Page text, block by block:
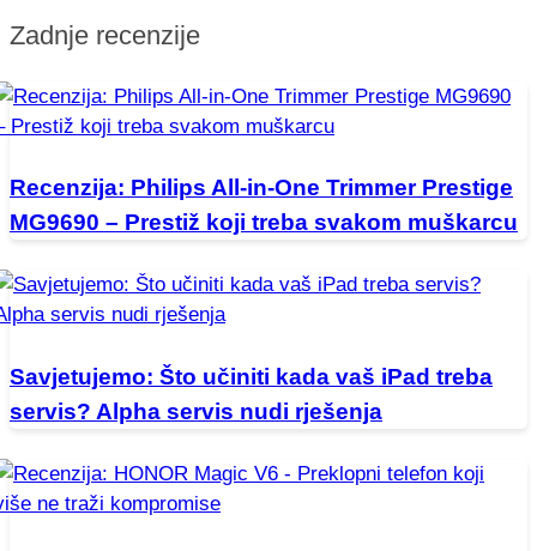
Zadnje recenzije
Recenzija: Philips All-in-One Trimmer Prestige
MG9690 – Prestiž koji treba svakom muškarcu
Savjetujemo: Što učiniti kada vaš iPad treba
servis? Alpha servis nudi rješenja